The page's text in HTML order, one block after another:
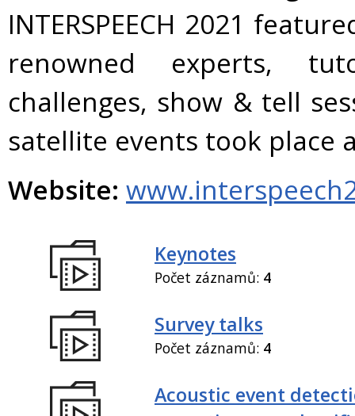
INTERSPEECH 2021
renowned experts,
challenges, show & tell
satellite events took place
Website:
Keynotes
Počet záznamů: 4
Survey talks
Počet záznamů: 4
Acoustic event